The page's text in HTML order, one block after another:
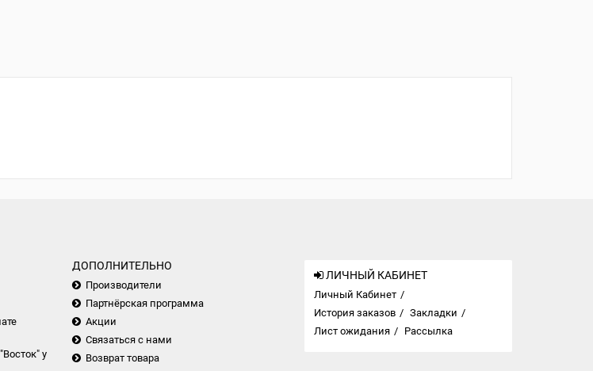
у
ДОПОЛНИТЕЛЬНО
Производители
Партнёрская программа
Акции
Связаться с нами
Возврат товара
ЛИЧНЫЙ КАБИНЕТ
Личный Кабинет
История заказов
Закладки
Лист ожидания
Рассылка